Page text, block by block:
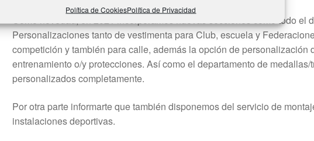
Política de CookiesPolítica de Privacidad
Como novedad, en 2021 incorporamos nuevas secciones como todo el
Personalizaciones tanto de vestimenta para Club, escuela y
competición y también para calle, además la opción de personalización
entrenamiento o/y protecciones. Así como el departamento de medallas/
personalizados completamente.
Por otra parte informarte que también disponemos del servicio de
instalaciones deportivas.